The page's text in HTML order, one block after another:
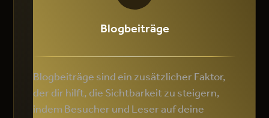
Blogbeiträge
Blogbeiträge sind ein zusätzlicher Faktor,
der dir hilft, die Sichtbarkeit zu steigern,
indem Besucher und Leser auf deine